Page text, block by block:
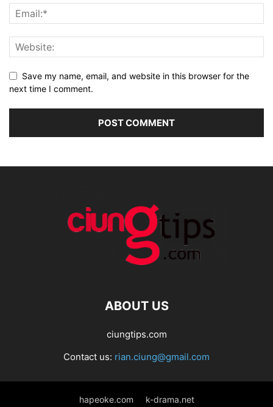
Save my name, email, and website in this browser for the
next time I comment.
ABOUT US
ciungtips.com
Contact us: rian.ciung@gmail.com
hapeoke.com k-drama.net